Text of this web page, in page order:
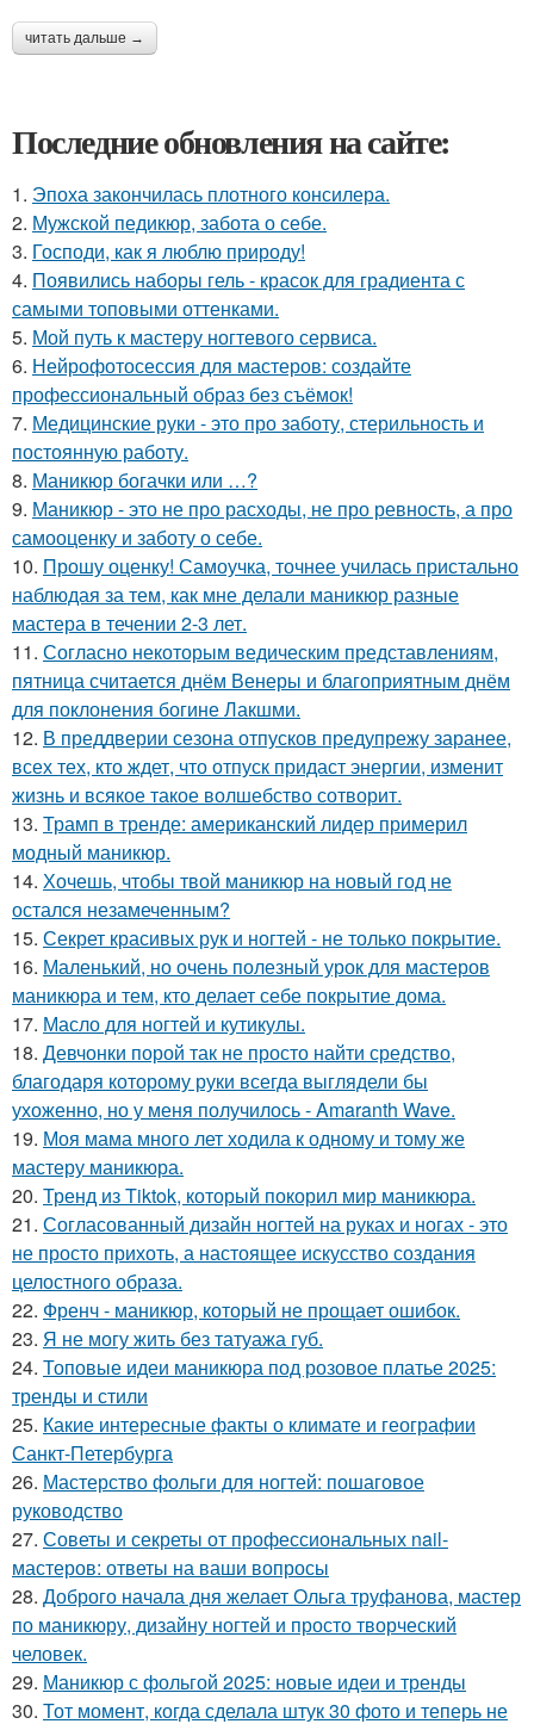
читать дальше →
Последние обновления на сайте:
1. Эпоха закончилась плотного консилера.
2. Мужской педикюр, забота о себе.
3. Господи, как я люблю природу!
4. Появились наборы гель - красок для градиента с
самыми топовыми оттенками.
5. Мой путь к мастеру ногтевого сервиса.
6. Нейрофотосессия для мастеров: создайте
профессиональный образ без съёмок!
7. Медицинские руки - это про заботу, стерильность и
постоянную работу.
8. Маникюр богачки или …?
9. Маникюр - это не про расходы, не про ревность, а про
самооценку и заботу о себе.
10. Прошу оценку! Самоучка, точнее училась пристально
наблюдая за тем, как мне делали маникюр разные
мастера в течении 2-3 лет.
11. Согласно некоторым ведическим представлениям,
пятница считается днём Венеры и благоприятным днём
для поклонения богине Лакшми.
12. В преддверии сезона отпусков предупрежу заранее,
всех тех, кто ждет, что отпуск придаст энергии, изменит
жизнь и всякое такое волшебство сотворит.
13. Трамп в тренде: американский лидер примерил
модный маникюр.
14. Хочешь, чтобы твой маникюр на новый год не
остался незамеченным?
15. Секрет красивых рук и ногтей - не только покрытие.
16. Маленький, но очень полезный урок для мастеров
маникюра и тем, кто делает себе покрытие дома.
17. Масло для ногтей и кутикулы.
18. Девчонки порой так не просто найти средство,
благодаря которому руки всегда выглядели бы
ухоженно, но у меня получилось - Amaranth Wave.
19. Моя мама много лет ходила к одному и тому же
мастеру маникюра.
20. Тренд из Tiktok, который покорил мир маникюра.
21. Согласованный дизайн ногтей на руках и ногах - это
не просто прихоть, а настоящее искусство создания
целостного образа.
22. Френч - маникюр, который не прощает ошибок.
23. Я не могу жить без татуажа губ.
24. Топовые идеи маникюра под розовое платье 2025:
тренды и стили
25. Какие интересные факты о климате и географии
Санкт-Петербурга
26. Мастерство фольги для ногтей: пошаговое
руководство
27. Советы и секреты от профессиональных nail-
мастеров: ответы на ваши вопросы
28. Доброго начала дня желает Ольга труфанова, мастер
по маникюру, дизайну ногтей и просто творческий
человек.
29. Маникюр с фольгой 2025: новые идеи и тренды
30. Тот момент, когда сделала штук 30 фото и теперь не